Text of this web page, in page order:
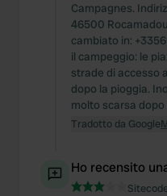
Campagnes.
46500
cambiato in:
il campeggio: le
strade di accesso
dopo la pioggia.
molto scarsa
Tradotto da Google
Ho recensito